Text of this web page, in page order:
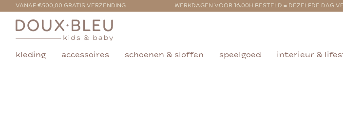
VANAF €500,00 GRATIS VERZENDING WERKDAGEN VOOR 16.00H BESTELD = DEZELFDE DAG
kleding accessoires schoenen & sloffen speelgoed interieur &